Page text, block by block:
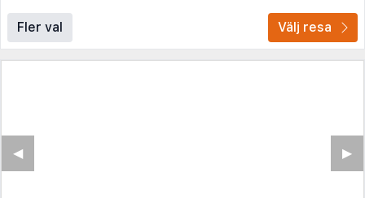
Fler val Välj resa
▶︎
◀︎